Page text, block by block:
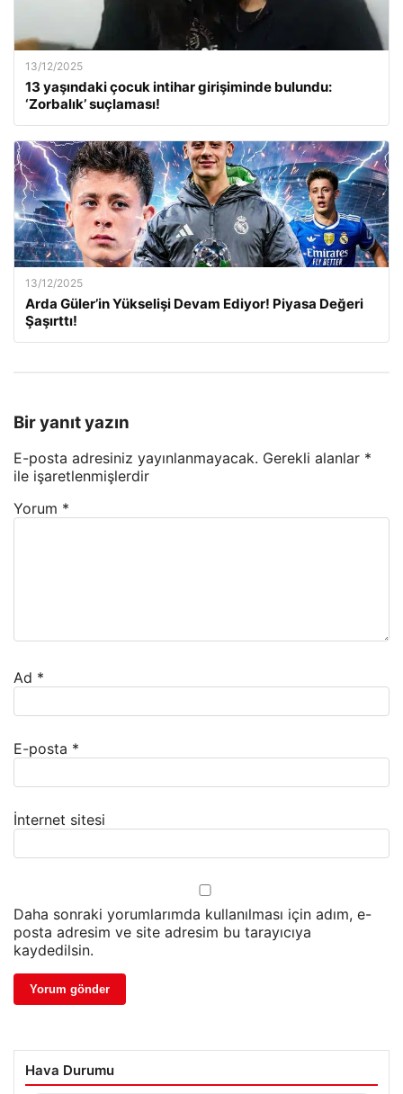
13/12/2025
13 yaşındaki çocuk intihar girişiminde bulundu:
‘Zorbalık’ suçlaması!
13/12/2025
Arda Güler’in Yükselişi Devam Ediyor! Piyasa Değeri
Şaşırttı!
Bir yanıt yazın
E-posta adresiniz yayınlanmayacak. Gerekli alanlar *
ile işaretlenmişlerdir
Yorum *
Ad *
E-posta *
İnternet sitesi
Daha sonraki yorumlarımda kullanılması için adım, e-
posta adresim ve site adresim bu tarayıcıya
kaydedilsin.
Hava Durumu